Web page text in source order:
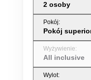
2 osoby
Pokój:
Pokój
Wyżywienie:
All inclusive
Wylot: